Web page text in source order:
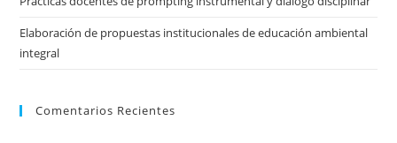
Elaboración de propuestas institucionales de educación ambiental
integral
Comentarios Recientes